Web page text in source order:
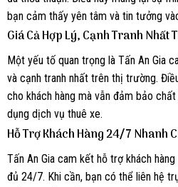
bạn cảm thấy yên tâm và tin tưởng
Giá Cả Hợp Lý, Cạnh Tranh Nhất
Một yếu tố quan trọng là Tấn An Gia
và cạnh tranh nhất trên thị trường.
cho khách hàng mà vẫn đảm bảo
dụng dịch vụ thuê xe.
Hỗ Trợ Khách Hàng 24/7 Nhanh
Tấn An Gia cam kết hỗ trợ khách
đủ 24/7. Khi cần, bạn có thể liên hệ